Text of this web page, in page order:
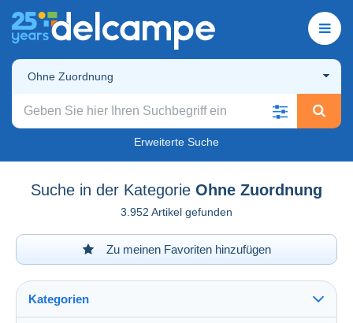
Ohne Zuordnung
Erweiterte Suche
Suche in der Kategorie Ohne Zuordnung
3.952 Artikel gefunden
Zu meinen Favoriten hinzufügen
Kategorien